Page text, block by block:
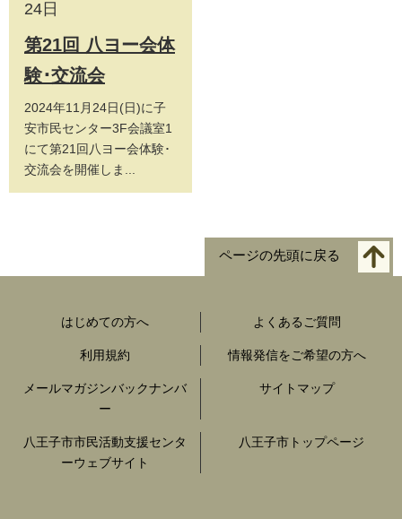
24日
第21回 八ヨー会体
験･交流会
2024年11月24日(日)に子
安市民センター3F会議室1
にて第21回八ヨー会体験･
交流会を開催しま...
ページの先頭に戻る
はじめての方へ よくあるご質問
利用規約 情報発信をご希望の方へ
メールマガジンバックナンバ
ー
サイトマップ
八王子市市民活動支援センタ
ーウェブサイト
八王子市トップページ